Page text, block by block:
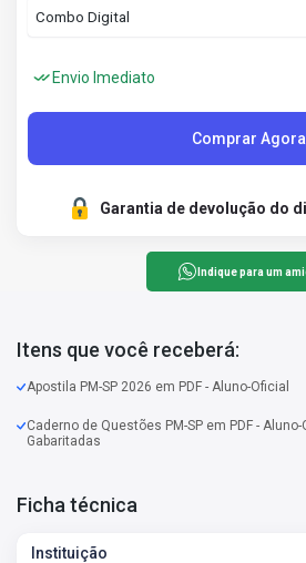
Envio Imediato
Comprar Agora
Garantia de devolução do
Indique para um
Itens que você receberá:
Apostila PM-SP 2026 em PDF - Aluno-Oficial
Caderno de Questões PM-SP em PDF -
Gabaritadas
Ficha técnica
Instituição